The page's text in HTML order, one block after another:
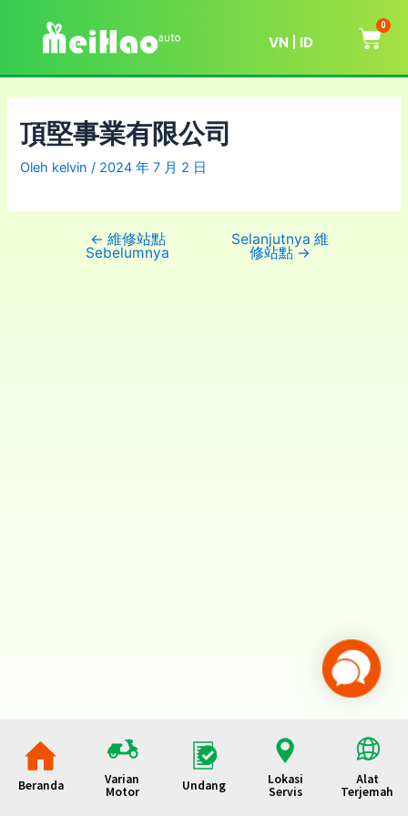
VN ID
0
頂堅事業有限公司
Oleh kelvin/ 2024 年 7 月 2 日
← 維修站點
Sebelumnya
Selanjutnya 維
修站點→
Beranda
Varian
Motor
Undang
Lokasi
Servis
Alat
Terjemah